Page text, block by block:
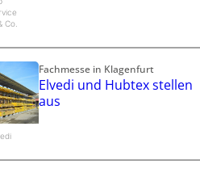
Co.
Fachmesse in Klagenfurt
Elvedi und Hubtex stellen
aus